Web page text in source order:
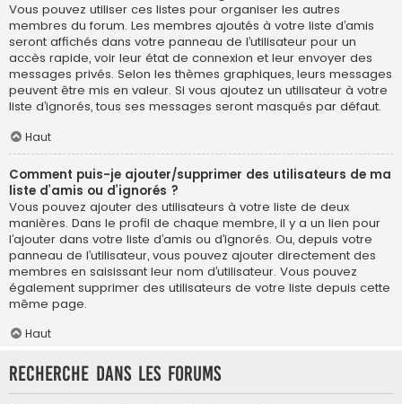
Vous pouvez utiliser ces listes pour organiser les autres
membres du forum. Les membres ajoutés à votre liste d’amis
seront affichés dans votre panneau de l’utilisateur pour un
accès rapide, voir leur état de connexion et leur envoyer des
messages privés. Selon les thèmes graphiques, leurs messages
peuvent être mis en valeur. Si vous ajoutez un utilisateur à votre
liste d’ignorés, tous ses messages seront masqués par défaut.
Haut
Comment puis-je ajouter/supprimer des utilisateurs de ma
liste d’amis ou d’ignorés ?
Vous pouvez ajouter des utilisateurs à votre liste de deux
manières. Dans le profil de chaque membre, il y a un lien pour
l’ajouter dans votre liste d’amis ou d’ignorés. Ou, depuis votre
panneau de l’utilisateur, vous pouvez ajouter directement des
membres en saisissant leur nom d’utilisateur. Vous pouvez
également supprimer des utilisateurs de votre liste depuis cette
même page.
Haut
Recherche dans les forums